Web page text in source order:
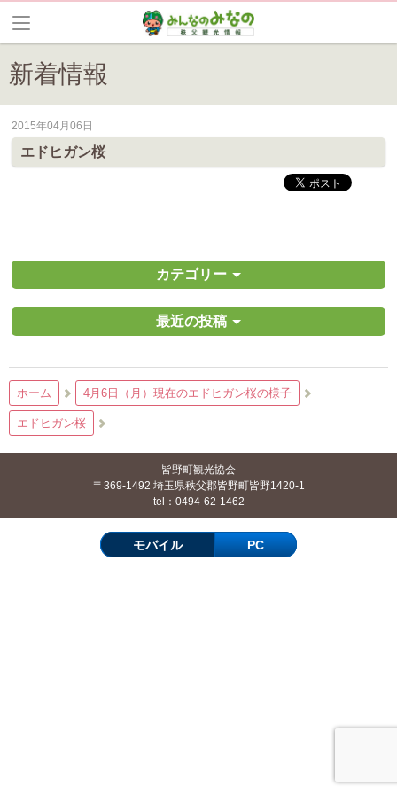
新着情報
皆野町のイベントやお祭り、花情報等の最新情報や観光協会会員情報
2015年04月06日
エドヒガン桜
カテゴリー
最近の投稿
ホーム 4月6日（月）現在のエドヒガン桜の様子
エドヒガン桜
皆野町観光協会
〒369-1492 埼玉県秩父郡皆野町皆野1420-1
tel：0494-62-1462
モバイル PC